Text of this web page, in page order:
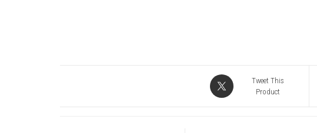
Tweet This
Product